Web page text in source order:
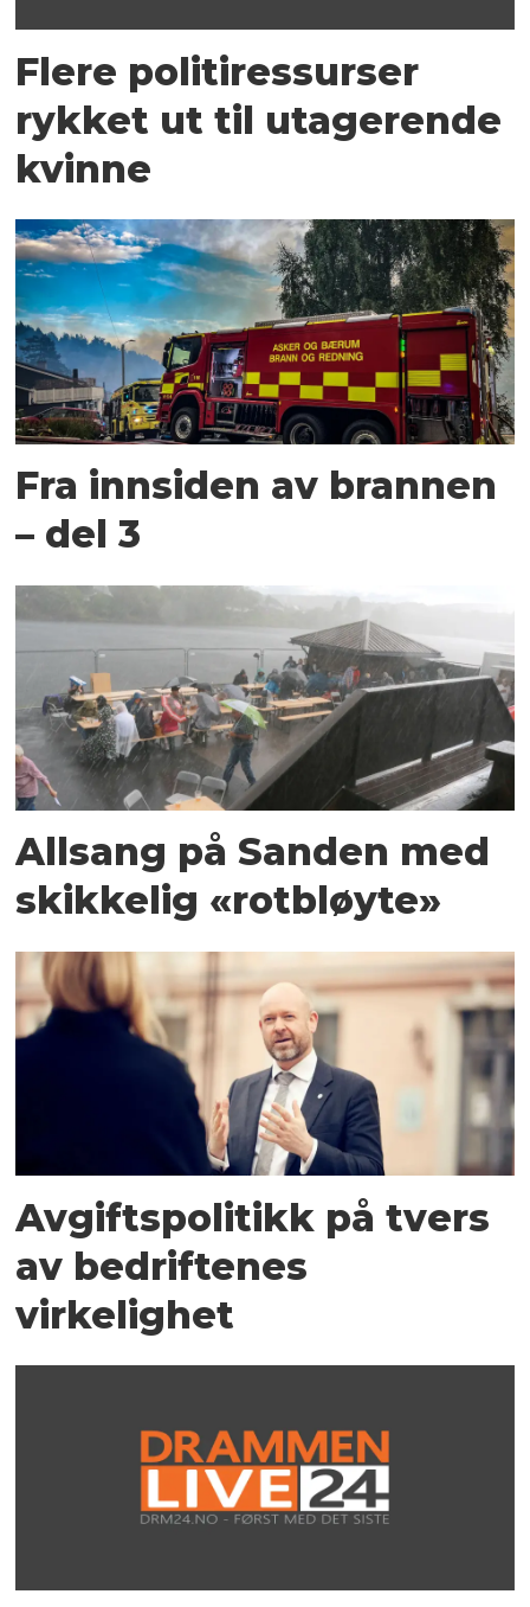
Flere politiressurser
rykket ut til utagerende
kvinne
Fra innsiden av brannen
– del 3
Allsang på Sanden med
skikkelig «rotbløyte»
Avgiftspolitikk på tvers
av bedriftenes
virkelighet